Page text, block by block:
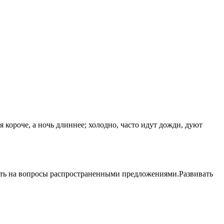
короче, а ночь длиннее; холодно, часто идут дожди, дуют
на вопросы распространенными предложениями.Развивать